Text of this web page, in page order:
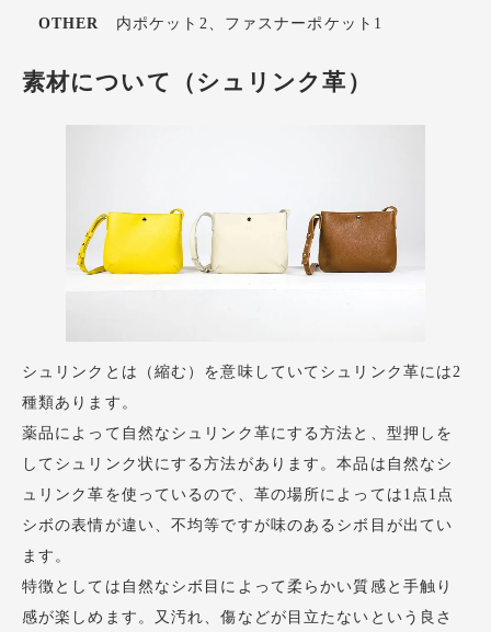
OTHER
内ポケット2、ファスナーポケット1
素材について（シュリンク革）
シュリンクとは（縮む）を意味していてシュリンク革には2
種類あります。
薬品によって自然なシュリンク革にする方法と、型押しを
してシュリンク状にする方法があります。本品は自然なシ
ュリンク革を使っているので、革の場所によっては1点1点
シボの表情が違い、不均等ですが味のあるシボ目が出てい
ます。
特徴としては自然なシボ目によって柔らかい質感と手触り
感が楽しめます。又汚れ、傷などが目立たないという良さ